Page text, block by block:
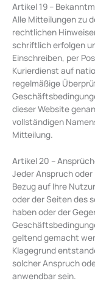
Artikel 19 –
Alle Mitteilungen zu
rechtlichen
schriftlich erfolgen
Einschreiben, per
Kurierdienst auf
regelmäßige
dieser Website
vollständigen
Mitteilung.
Artikel 20 –
Jeder Anspruch
Bezug auf Ihre
oder der Seiten des
haben oder der
geltend gemacht
Klagegrund
solcher Anspruch
anwendbar sein.